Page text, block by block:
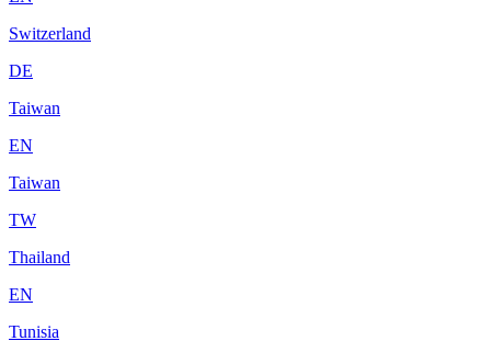
Switzerland
DE
Taiwan
EN
Taiwan
TW
Thailand
EN
Tunisia